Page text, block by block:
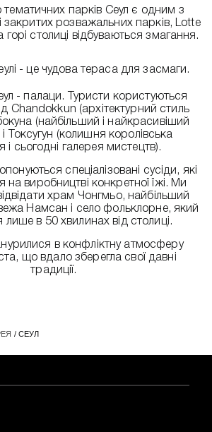
парків Сеул є одним з
закритих розважальних парків, Lotte
столиці відбуваються змагання.
- це чудова тераса для засмаги.
- палаци. Туристи користуються
Chandokkun (архітектурний стиль
(найбільший і найкрасивіший
і Токсугун (колишня королівська
і сьогодні галерея мистецтв).
спеціалізовані сусіди, які
на виробництві конкретної їжі. Ми
храм Чонгмьо, найбільший
Намсан і село фольклорне, який
лише в 50 хвилинах від столиці.
в конфліктну атмосферу
що вдало зберегла свої давні
традиції.
/ СЕУЛ